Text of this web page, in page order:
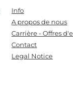
Info
A propos de nous
Carrière - Offres
Contact
Legal Notice